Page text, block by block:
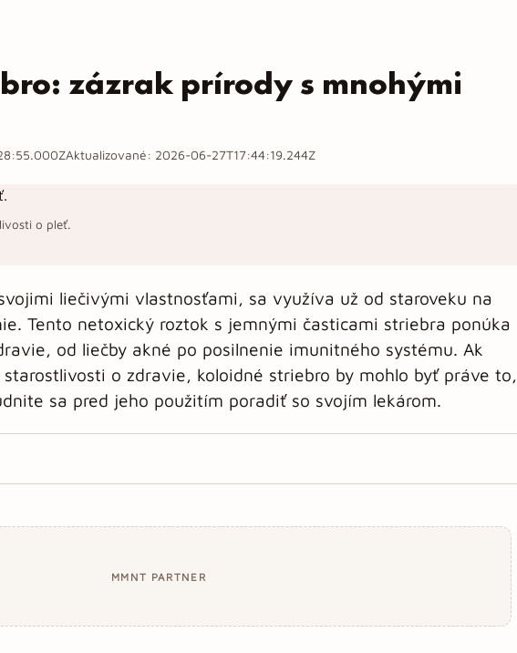
zázrak prírody s mnohými
Aktualizované: 2026-06-27T17:44:19.244Z
o pleť.
liečivými vlastnosťami, sa využíva už od staroveku na
Tento netoxický roztok s jemnými časticami striebra ponúka
od liečby akné po posilnenie imunitného systému. Ak
o zdravie, koloidné striebro by mohlo byť práve to,
sa pred jeho použitím poradiť so svojím lekárom.
MMNT PARTNER